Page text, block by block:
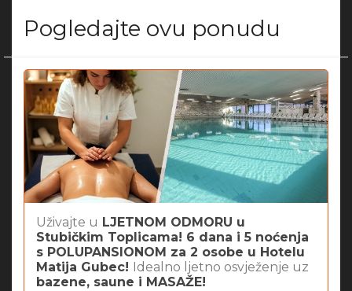
Pogledajte ovu ponudu
Uživajte u LJETNOM ODMORU u
Stubičkim Toplicama! 6 dana i 5 noćenja
s POLUPANSIONOM za 2 osobe u Hotelu
Matija Gubec! Idealno ljetno osvježenje uz
bazene, saune i MASAŽE!